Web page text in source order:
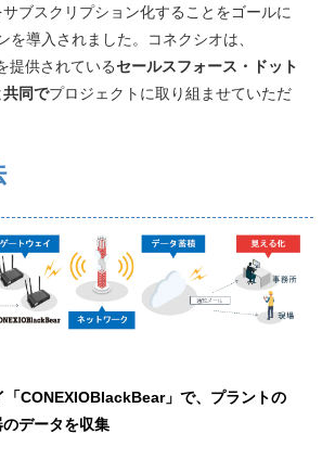
ブスクリプション化することをゴールに
を導入されました。コネクシオは、
提供されているセールスフォース・ドット
共同でプロジェクトに取り組ませていただ
CONEXIOBlackBear」で、プラントの
データを収集